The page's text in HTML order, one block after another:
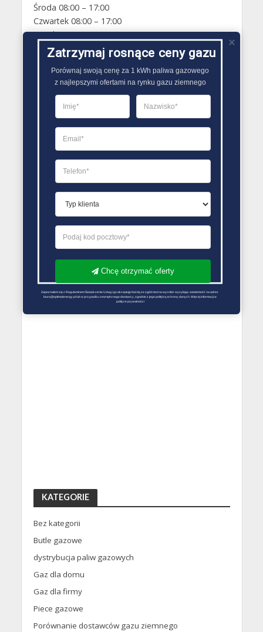
Środa 08:00 – 17:00
Czwartek 08:00 – 17:00
Piątek 08:00 – 17:00
Sobota Zamknięte
Niedziela Zamknięte
PORÓWNYWARKA OFERT GAZU
KATEGORIE
Bez kategorii
Butle gazowe
dystrybucja paliw gazowych
Gaz dla domu
Gaz dla firmy
Piece gazowe
Porównanie dostawców gazu ziemnego
Zatrzymaj rosnące ceny gazu
Porównaj swoją cenę za 1 kWh paliwa gazowego
z najlepszymi ofertami na rynku gazu ziemnego
Chcę otrzymać oferty
Zapoznałem się z Regulaminem Świadczenie Usług i go akceptuję Każdą ze zgód można wycofać wysyłając wiadomość na adres
biuro@optimalenergy.pl lub w przypadku zewnętrznego dostawcy, zgodnie z jego polityką ochrony danych. Więcej informacji w
polityce prywatności